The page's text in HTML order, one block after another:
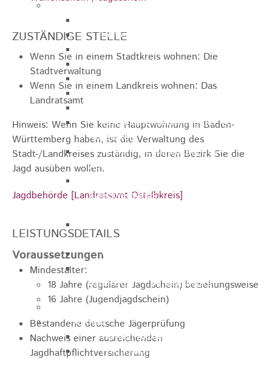
Gremien
Gemeinderat
GEO - Vertreter im Aufsichtsrat
Ortschaftsrat
Aufsichtsrat Wohnbau GmbH
Stiftungsrat "Stiftung Heubach"
Verbandsversammlung der VG
Rosenstein
Verbandsversammlung des
Abwasserzweckverband Lauter-Rems
Zweckverbands
"Gewerbeverband Rosenstein"
Verwaltungsausschuss
Rosenstein" - Verwaltungsrat
Jugendparlament
Wahlen
Wahlen Aktuell
Wahlinformation
ZUSTÄNDIGE STELLE
Wenn Sie in einem Stadtkreis wohnen: Die
Stadtverwaltung
Wenn Sie in einem Landkreis wohnen: Das
Landratsamt
Hinweis: Wenn Sie keine Hauptwohnung in Baden-
Württemberg haben, ist die Verwaltung des
Stadt-/Landkreises zuständig, in deren Bezirk Sie die
Jagd ausüben wollen.
Jagdbehörde [Landratsamt Ostalbkreis]
LEISTUNGSDETAILS
Voraussetzungen
Mindestalter:
18 Jahre (regulärer Jagdschein) beziehungsweise
16 Jahre (Jugendjagdschein)
Bestandene deutsche Jägerprüfung
Nachweis einer ausreichenden
Jagdhaftpflichtversicherung